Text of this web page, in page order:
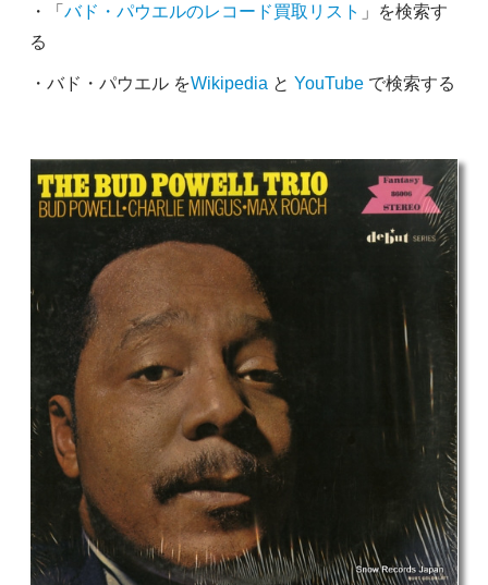
・「 バド・パウエルのレコード買取リスト 」を検索す
る
・バド・パウエル をWikipedia と YouTubeで検索する